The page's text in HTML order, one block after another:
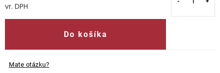
Do košíka
Mate otázku?